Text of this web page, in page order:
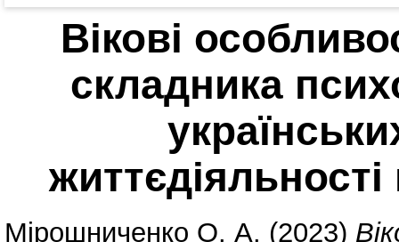
Вікові
складника
Мірошниченко О. А. (2023)